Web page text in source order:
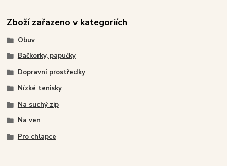
Zboží zařazeno v kategoriích
Obuv
Bačkorky, papučky
Dopravní prostředky
Nízké tenisky
Na suchý zip
Na ven
Pro chlapce